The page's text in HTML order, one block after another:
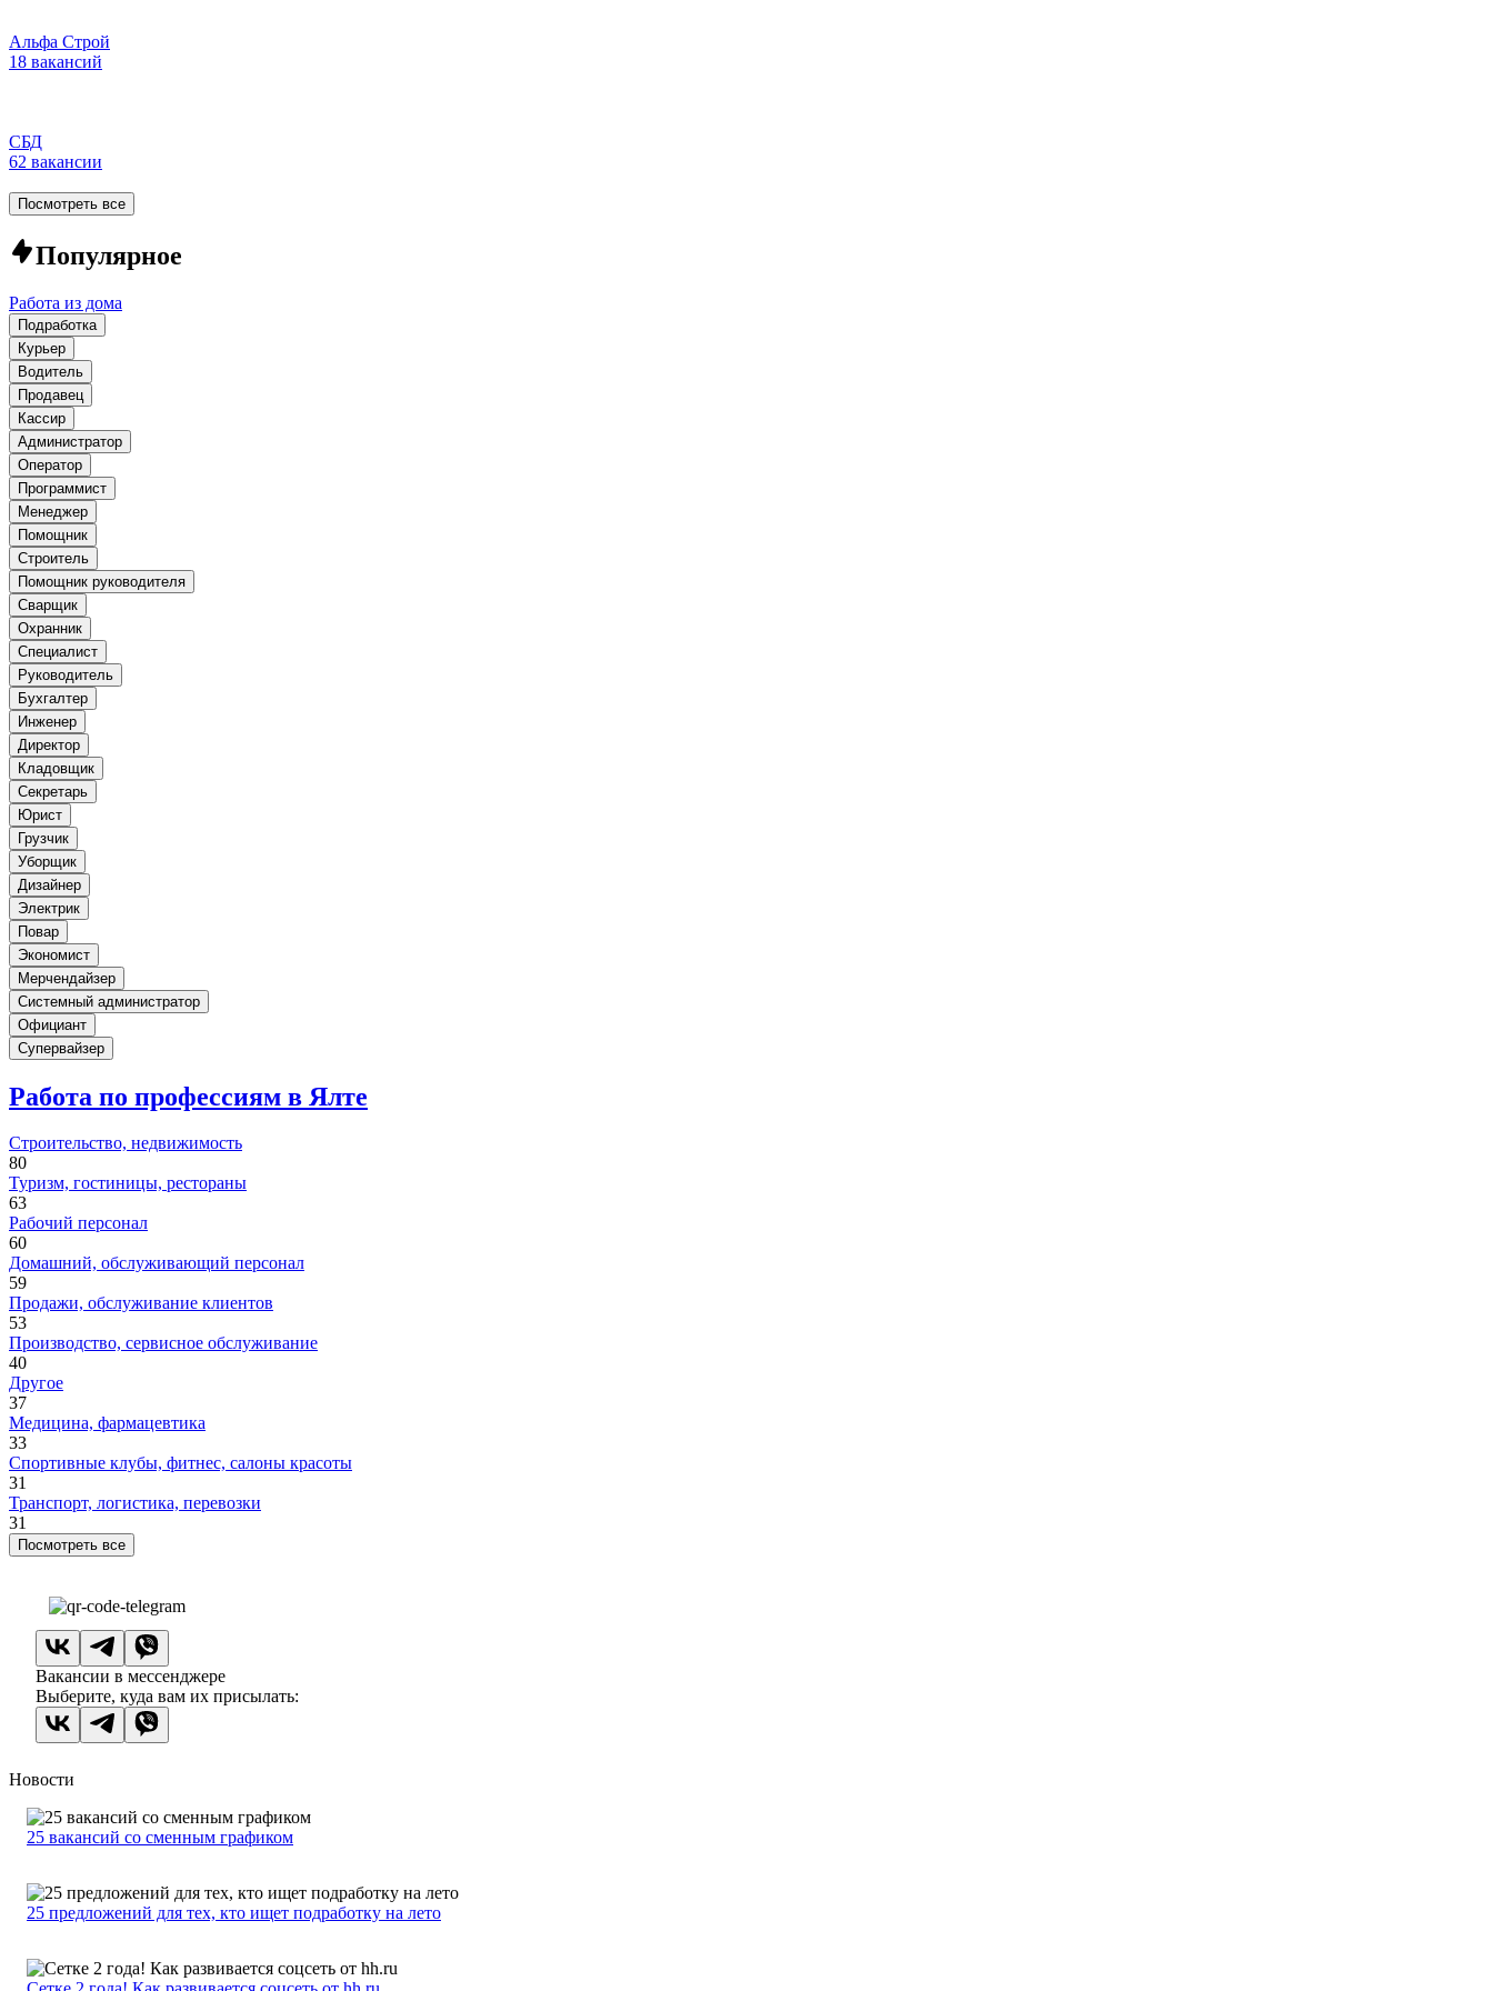
Альфа Строй
18 вакансий
СБД
62 вакансии
Посмотреть все
Популярное
Работа из дома
Подработка
Курьер
Водитель
Продавец
Кассир
Администратор
Оператор
Программист
Менеджер
Помощник
Строитель
Помощник руководителя
Сварщик
Охранник
Специалист
Руководитель
Бухгалтер
Инженер
Директор
Кладовщик
Секретарь
Юрист
Грузчик
Уборщик
Дизайнер
Электрик
Повар
Экономист
Мерчендайзер
Системный администратор
Официант
Супервайзер
Работа по профессиям в Ялте
Строительство, недвижимость
80
Туризм, гостиницы, рестораны
63
Рабочий персонал
60
Домашний, обслуживающий персонал
59
Продажи, обслуживание клиентов
53
Производство, сервисное обслуживание
40
Другое
37
Медицина, фармацевтика
33
Спортивные клубы, фитнес, салоны красоты
31
Транспорт, логистика, перевозки
31
Посмотреть все
Вакансии в мессенджере
Выберите, куда вам их присылать:
Новости
25 вакансий со сменным графиком
25 предложений для тех, кто ищет подработку на лето